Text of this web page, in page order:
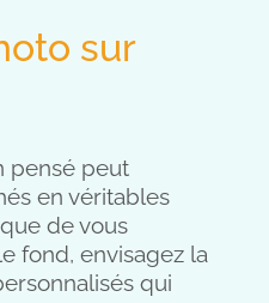
sur
pensé peut
en véritables
de vous
fond, envisagez la
qui